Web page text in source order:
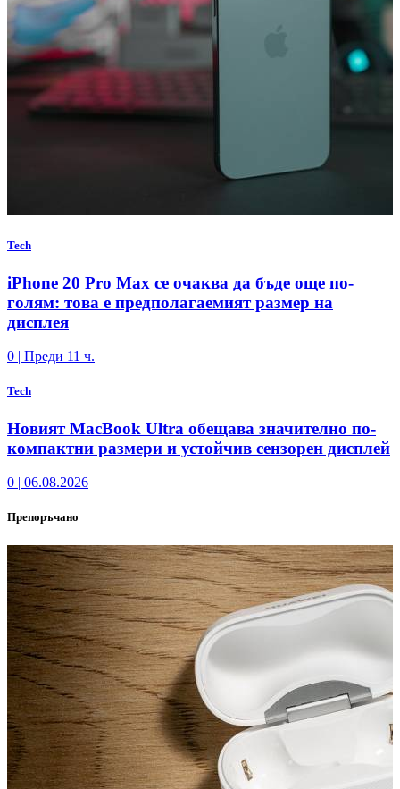
Tech
iPhone 20 Pro Max се очаква да бъде още по-
голям: това е предполагаемият размер на
дисплея
0 | Преди 11 ч.
Tech
Новият MacBook Ultra обещава значително по-
компактни размери и устойчив сензорен дисплей
0 | 06.08.2026
Препоръчано